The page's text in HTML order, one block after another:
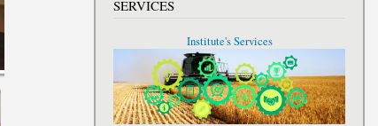
SERVICES
Institute's Services